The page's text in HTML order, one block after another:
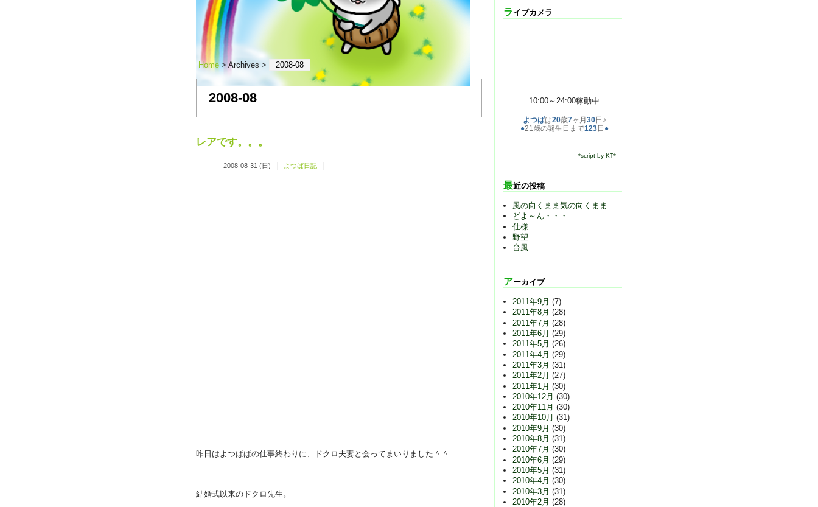
Home> Archives > 2008-08
2008-08
レアです。。。
2008-08-31 (日) よつば日記
昨日はよつぱぱの仕事終わりに、ドクロ夫妻と会ってまいりました＾＾
結婚式以来のドクロ先生。
ライブカメラ
10:00～24:00稼動中
よつばは20歳7ヶ月 30日♪
●21歳の誕生日まで123日 ●
*script by KT*
最近の投稿
風の向くまま気の向くまま
どよ～ん・・・
仕様
野望
台風
アーカイブ
2011年9月 (7)
2011年8月 (28)
2011年7月 (28)
2011年6月 (29)
2011年5月 (26)
2011年4月 (29)
2011年3月 (31)
2011年2月 (27)
2011年1月 (30)
2010年12月 (30)
2010年11月 (30)
2010年10月 (31)
2010年9月 (30)
2010年8月 (31)
2010年7月 (30)
2010年6月 (29)
2010年5月 (31)
2010年4月 (30)
2010年3月 (31)
2010年2月 (28)